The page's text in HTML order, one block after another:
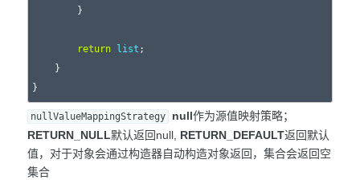
return list ;
nullValueMappingStrategy null作为源值映射策略；
RETURN_NULL默认返回null, RETURN_DEFAULT返回默认
值，对于对象会通过构造器自动构造对象返回，集合会返回空
集合